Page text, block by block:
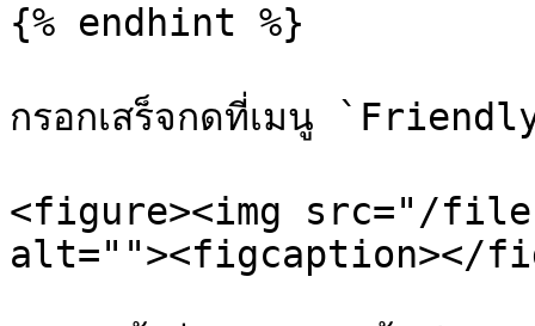
{% endhint %}
กรอกเสร็จกดที่เมนู
<figure><img src="/files/
alt=""><figcaption></